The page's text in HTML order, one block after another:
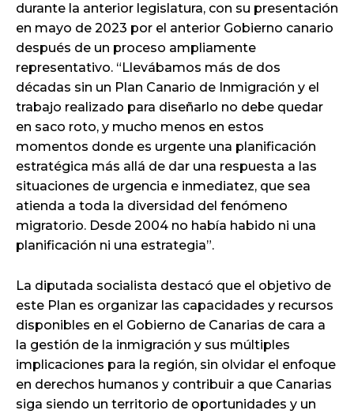
durante la anterior legislatura, con su presentación
en mayo de 2023 por el anterior Gobierno canario
después de un proceso ampliamente
representativo. “Llevábamos más de dos
décadas sin un Plan Canario de Inmigración y el
trabajo realizado para diseñarlo no debe quedar
en saco roto, y mucho menos en estos
momentos donde es urgente una planificación
estratégica más allá de dar una respuesta a las
situaciones de urgencia e inmediatez, que sea
atienda a toda la diversidad del fenómeno
migratorio. Desde 2004 no había habido ni una
planificación ni una estrategia”.
La diputada socialista destacó que el objetivo de
este Plan es organizar las capacidades y recursos
disponibles en el Gobierno de Canarias de cara a
la gestión de la inmigración y sus múltiples
implicaciones para la región, sin olvidar el enfoque
en derechos humanos y contribuir a que Canarias
siga siendo un territorio de oportunidades y un